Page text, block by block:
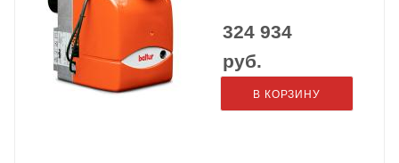
324 934
руб.
В КОРЗИНУ